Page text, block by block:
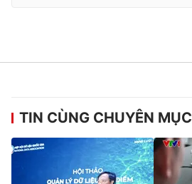
TIN CÙNG CHUYÊN MỤC